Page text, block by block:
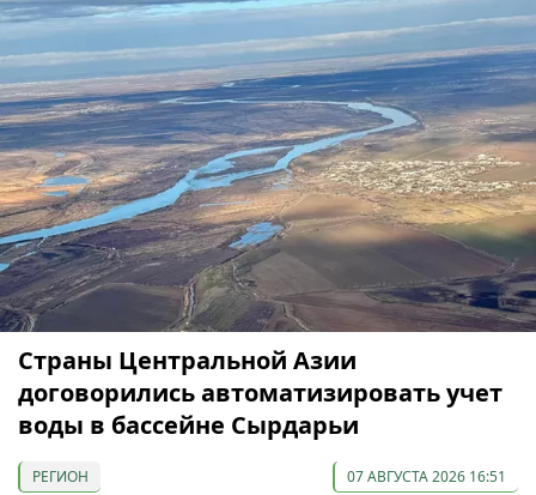
Страны Центральной Азии
договорились автоматизировать учет
воды в бассейне Сырдарьи
РЕГИОН 07 АВГУСТА 2026 16:51